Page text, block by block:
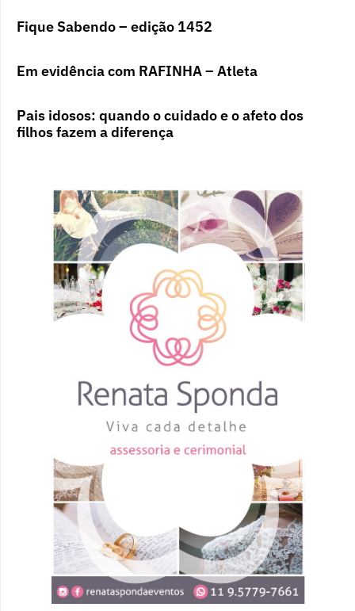
Fique Sabendo – edição 1452
Em evidência com RAFINHA – Atleta
Pais idosos: quando o cuidado e o afeto dos
filhos fazem a diferença